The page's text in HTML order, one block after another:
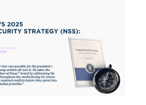
анализ больших данных, развитие
и цифровых платформ
и постоя